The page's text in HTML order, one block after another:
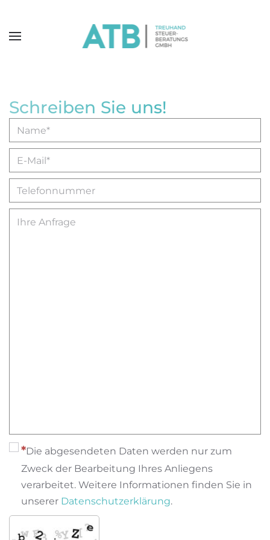
Skip to main content
Schreiben Sie uns!
Die abgesendeten Daten werden nur zum
Zweck der Bearbeitung Ihres Anliegens
verarbeitet. Weitere Informationen finden Sie in
unserer Datenschutzerklärung.